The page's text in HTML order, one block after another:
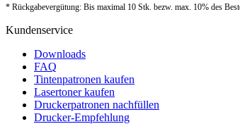
* Rückgabevergütung: Bis maximal 10 Stk. bezw. max. 10% des
Kundenservice
Downloads
FAQ
Tintenpatronen kaufen
Lasertoner kaufen
Druckerpatronen nachfüllen
Drucker-Empfehlung